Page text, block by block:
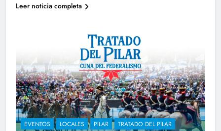
Leer noticia completa
EVENTOS LOCALES PILAR TRATADO DEL PILAR